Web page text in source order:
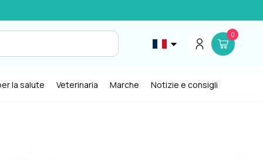
0
la salute Veterinaria Marche Notizie e consigli